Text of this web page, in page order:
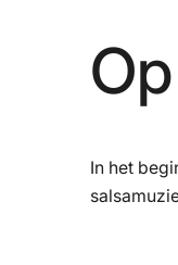
In het